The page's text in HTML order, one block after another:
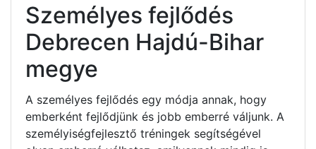
Személyes fejlődés
Debrecen Hajdú-Bihar
megye
A személyes fejlődés egy módja annak, hogy
emberként fejlődjünk és jobb emberré váljunk. A
személyiségfejlesztő tréningek segítségével